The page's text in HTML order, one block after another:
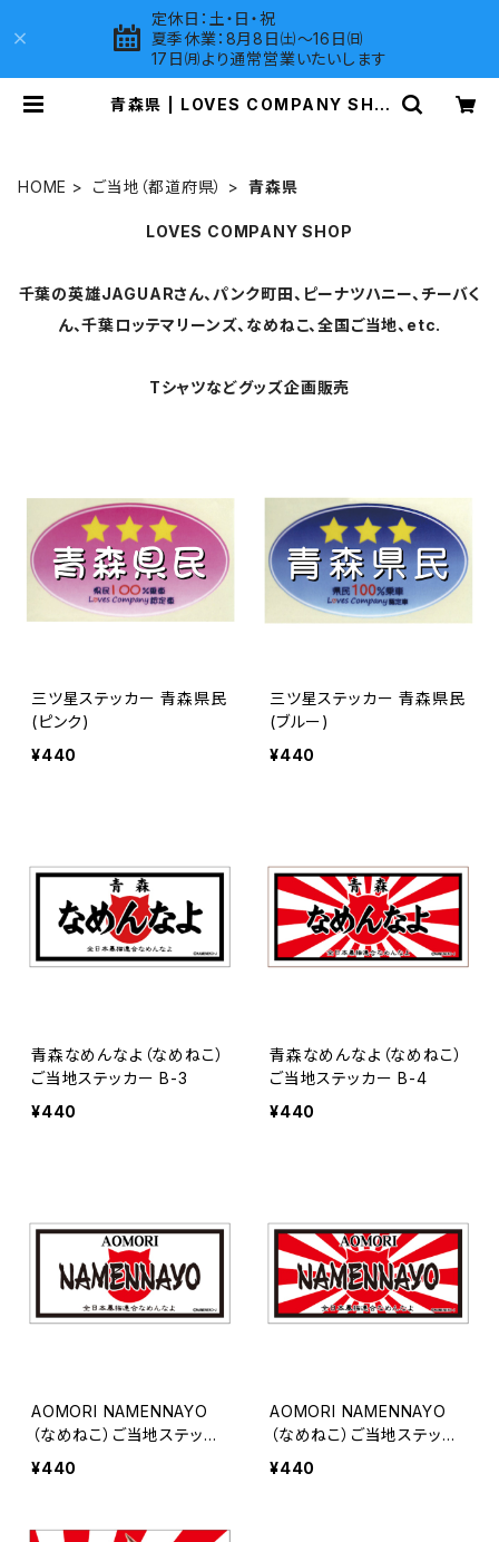
定休日：土・日・祝
夏季休業：8月8日㈯～16日㈰
17日㈪より通常営業いたいします
青森県 | LOVES COMPANY SHO
HOME ご当地（都道府県） 青森県
LOVES COMPANY SHOP
千葉の英雄JAGUARさん、パンク町田、ピーナツハニー、チーバく
ん、千葉ロッテマリーンズ、なめねこ、全国ご当地、etc.
Tシャツなどグッズ企画販売
三ツ星ステッカー 青森県民
(ピンク)
¥440
三ツ星ステッカー 青森県民
(ブルー)
¥440
青森なめんなよ（なめねこ）
ご当地ステッカー B-3
¥440
青森なめんなよ（なめねこ）
ご当地ステッカー B-4
¥440
AOMORI NAMENNAYO
（なめねこ）ご当地ステッカ
ー B-5
¥440
AOMORI NAMENNAYO
（なめねこ）ご当地ステッカ
ー B-6
¥440